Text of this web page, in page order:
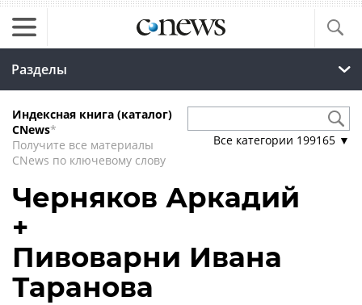
Разделы
Индексная книга (каталог)
CNews*
Получите все материалы
CNews по ключевому слову
Все категории 199165 ▼
Черняков Аркадий
+
Пивоварни Ивана
Таранова